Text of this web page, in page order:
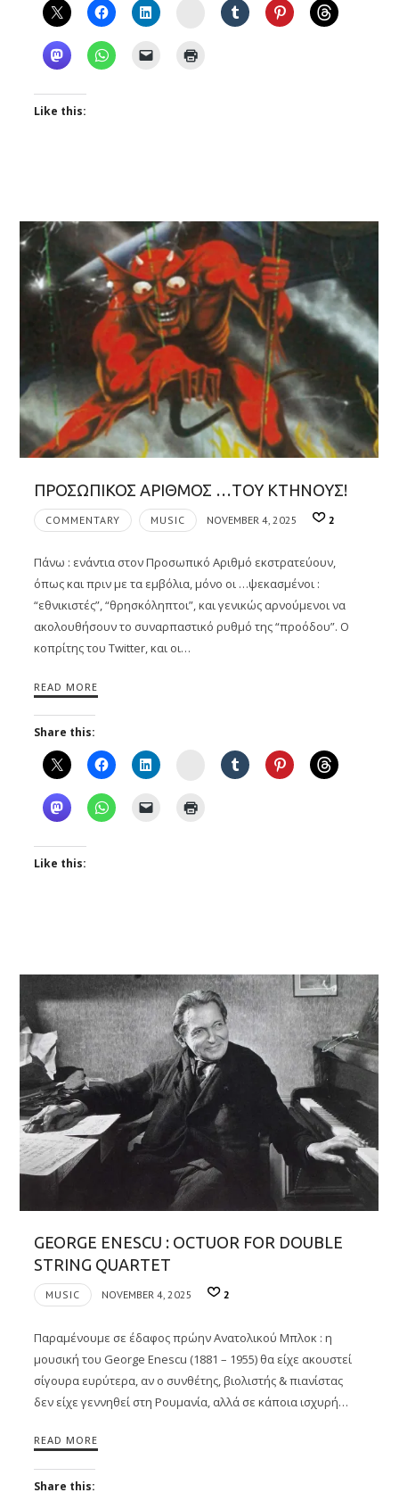
Instagram
Like this:
ΠΡΟΣΩΠΙΚΟΣ ΑΡΙΘΜΟΣ …ΤΟΥ ΚΤΗΝΟΥΣ!
COMMENTARY MUSIC NOVEMBER 4, 2025 2
Πάνω : ενάντια στον Προσωπικό Αριθμό εκστρατεύουν,
όπως και πριν με τα εμβόλια, μόνο οι …ψεκασμένοι :
“εθνικιστές”, “θρησκόληπτοι”, και γενικώς αρνούμενοι να
ακολουθήσουν το συναρπαστικό ρυθμό της “προόδου”. Ο
κοπρίτης του Twitter, και οι…
READ MORE
Share this:
Instagram
Like this:
GEORGE ENESCU : OCTUOR FOR DOUBLE
STRING QUARTET
MUSIC NOVEMBER 4, 2025 2
Παραμένουμε σε έδαφος πρώην Ανατολικού Μπλοκ : η
μουσική του George Enescu (1881 – 1955) θα είχε ακουστεί
σίγουρα ευρύτερα, αν ο συνθέτης, βιολιστής & πιανίστας
δεν είχε γεννηθεί στη Ρουμανία, αλλά σε κάποια ισχυρή…
READ MORE
Share this: